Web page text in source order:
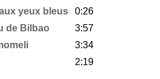
yeux bleus
0:26
de Bilbao
3:57
3:34
2:19